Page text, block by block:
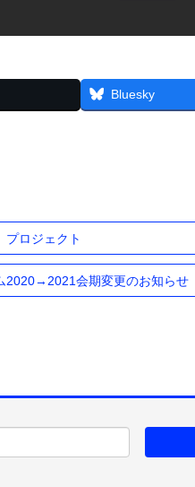
Bluesky
プロジェクト
2020→2021会期変更のお知らせ